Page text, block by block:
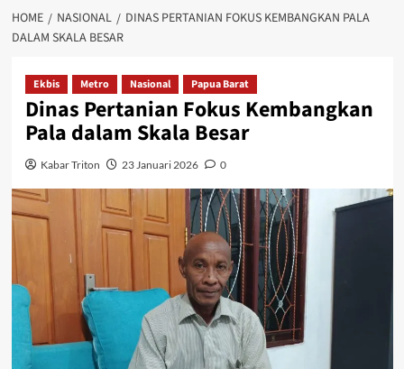
HOME NASIONAL
DINAS PERTANIAN FOKUS KEMBANGKAN PALA
DALAM SKALA BESAR
Ekbis Metro Nasional Papua Barat
Dinas Pertanian Fokus Kembangkan
Pala dalam Skala Besar
Kabar Triton 23 Januari 2026 0